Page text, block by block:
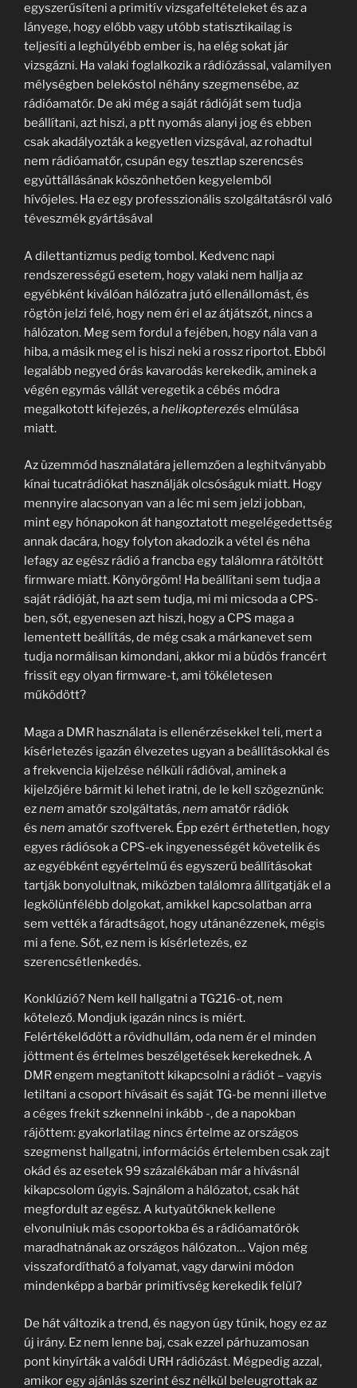
egyszerűsíteni a primitív vizsgafeltételeket és az a
lányege, hogy előbb vagy utóbb statisztikailag is
teljesíti a leghülyébb ember is, ha elég sokat jár
vizsgázni. Ha valaki foglalkozik a rádiózással, valamilyen
mélységben belekóstol néhány szegmensébe, az
rádióamatőr. De aki még a saját rádióját sem tudja
beállítani, azt hiszi, a ptt nyomás alanyi jog és ebben
csak akadályozták a kegyetlen vizsgával, az rohadtul
nem rádióamatőr, csupán egy tesztlap szerencsés
együttállásának köszönhetően kegyelemből
hívójeles. Ha ez egy professzionális szolgáltatásról való
téveszmék gyártásával
A dilettantizmus pedig tombol. Kedvenc napi
rendszerességű esetem, hogy valaki nem hallja az
egyébként kiválóan hálózatra jutó ellenállomást, és
rögtön jelzi felé, hogy nem éri el az átjátszót, nincs a
hálózaton. Meg sem fordul a fejében, hogy nála van a
hiba, a másik meg el is hiszi neki a rossz riportot. Ebből
legalább negyed órás kavarodás kerekedik, aminek a
végén egymás vállát veregetik a cébés módra
megalkotott kifejezés, ahelikopterezés elmúlása
miatt.
Az üzemmód használatára jellemzően a leghitványabb
kínai tucatrádiókat használják olcsóságuk miatt. Hogy
mennyire alacsonyan van a léc mi sem jelzi jobban,
mint egy hónapokon át hangoztatott megelégedettség
annak dacára, hogy folyton akadozik a vétel és néha
lefagy az egész rádió a francba egy találomra rátöltött
firmware miatt. Könyörgöm! Ha beállítani sem tudja a
saját rádióját, ha azt sem tudja, mi mi micsoda a CPS-
ben, sőt, egyenesen azt hiszi, hogy a CPS maga a
lementett beállítás, de még csak a márkanevet sem
tudja normálisan kimondani, akkor mi a büdös francért
frissít egy olyan firmware-t, ami tökéletesen
működött?
Maga a DMR használata is ellenérzésekkel teli, mert a
kísérletezés igazán élvezetes ugyan a beállításokkal és
a frekvencia kijelzése nélküli rádióval, aminek a
kijelzőjére bármit ki lehet iratni, de le kell szögeznünk:
eznem amatőr szolgáltatás,nem amatőr rádiók
és nem amatőr szoftverek. Épp ezért érthetetlen, hogy
egyes rádiósok a CPS-ek ingyenességét követelik és
az egyébként egyértelmű és egyszerű beállításokat
tartják bonyolultnak, miközben találomra állítgatják el a
legkölünfélébb dolgokat, amikkel kapcsolatban arra
sem vették a fáradtságot, hogy utánanézzenek, mégis
mi a fene. Sőt, ez nem is kísérletezés, ez
szerencsétlenkedés.
Konklúzió? Nem kell hallgatni a TG216-ot, nem
kötelező. Mondjuk igazán nincs is miért.
Felértékelődött a rövidhullám, oda nem ér el minden
jöttment és értelmes beszélgetések kerekednek. A
DMR engem megtanított kikapcsolni a rádiót – vagyis
letiltani a csoport hívásait és saját TG-be menni illetve
a céges frekit szkennelni inkább -, de a napokban
rájöttem: gyakorlatilag nincs értelme az országos
szegmenst hallgatni, információs értelemben csak zajt
okád és az esetek 99 százalékában már a hívásnál
kikapcsolom úgyis. Sajnálom a hálózatot, csak hát
megfordult az egész. A kutyaütőknek kellene
elvonulniuk más csoportokba és a rádióamatőrök
maradhatnának az országos hálózaton… Vajon még
visszafordítható a folyamat, vagy darwini módon
mindenképp a barbár primitívség kerekedik felül?
De hát változik a trend, és nagyon úgy tűnik, hogy ez az
új irány. Ez nem lenne baj, csak ezzel párhuzamosan
pont kinyírták a valódi URH rádiózást. Mégpedig azzal,
amikor egy ajánlás szerint ész nélkül beleugrottak az